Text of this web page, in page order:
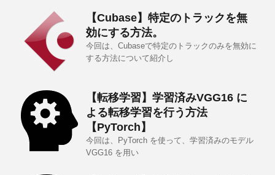
【Cubase】特定のトラックを無
効にする方法。
今回は、Cubaseで特定のトラックのみを無効に
する方法について紹介し
【転移学習】学習済みVGG16 に
よる転移学習を行う方法
【PyTorch】
今回は、PyTorch を使って、学習済みのモデル
VGG16 を用い